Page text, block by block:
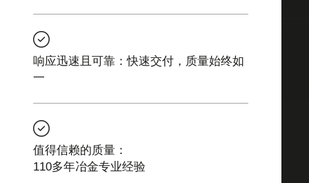
响应迅速且可靠：快速交付，质量始终如
一
值得信赖的质量：
110多年冶金专业经验